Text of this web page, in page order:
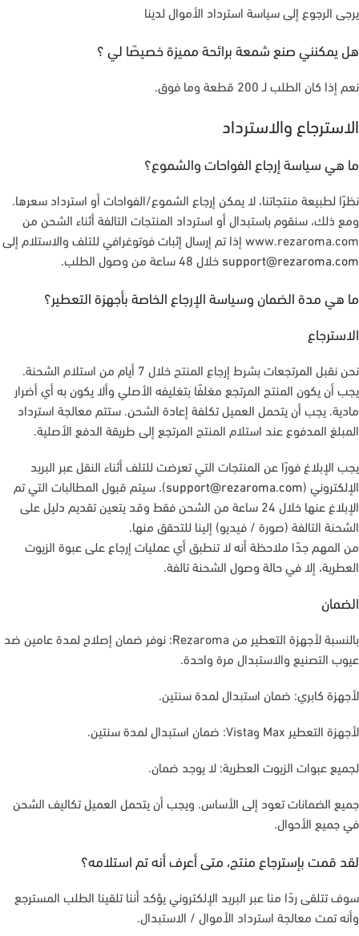
يرجى الرجوع إلى سياسة استرداد الأموال لدينا
هل يمكنني صنع شمعة برائحة مميزة خصيصًا لي ؟
نعم إذا كان الطلب لـ 200 قطعة وما فوق.
الاسترجاع والاسترداد
ما هي سياسة إرجاع الفواحات والشموع؟
نظرًا لطبيعة منتجاتنا، لا يمكن إرجاع الشموع/الفواحات أو استرداد سعرها.
ومع ذلك، سنقوم باستبدال أو استرداد المنتجات التالفة أثناء الشحن من
www.rezaroma.com إذا تم إرسال إثبات فوتوغرافي للتلف والاستلام إلى
support@rezaroma.com خلال 48 ساعة من وصول الطلب.
ما هي مدة الضمان وسياسة الإرجاع الخاصة بأجهزة التعطير؟
الاسترجاع
نحن نقبل المرتجعات بشرط إرجاع المنتج خلال 7 أيام من استلام الشحنة.
يجب أن يكون المنتج المرتجع مغلفًا بتغليفه الأصلي وألا يكون به أي أضرار
مادية. يجب أن يتحمل العميل تكلفة إعادة الشحن. ستتم معالجة استرداد
المبلغ المدفوع عند استلام المنتج المرتجع إلى طريقة الدفع الأصلية.
يجب الإبلاغ فورًا عن المنتجات التي تعرضت للتلف أثناء النقل عبر البريد
الإلكتروني (support@rezaroma.com). سيتم قبول المطالبات التي تم
الإبلاغ عنها خلال 24 ساعة من الشحن فقط وقد يتعين تقديم دليل على
الشحنة التالفة (صورة / فيديو) إلينا للتحقق منها.
من المهم جدًا ملاحظة أنه لا تنطبق أي عمليات إرجاع على عبوة الزيوت
العطرية، إلا في حالة وصول الشحنة تالفة.
الضمان
بالنسبة لأجهزة التعطير من Rezaroma: نوفر ضمان إصلاح لمدة عامين ضد
عيوب التصنيع والاستبدال مرة واحدة.
لأجهزة كابري: ضمان استبدال لمدة سنتين.
لأجهزة التعطير Max وVista: ضمان استبدال لمدة سنتين.
لجميع عبوات الزيوت العطرية: لا يوجد ضمان.
جميع الضمانات تعود إلى الأساس. ويجب أن يتحمل العميل تكاليف الشحن
في جميع الأحوال.
لقد قمت بإسترجاع منتج، متى أعرف أنه تم استلامه؟
سوف تتلقى ردًا منا عبر البريد الإلكتروني يؤكد أننا تلقينا الطلب المسترجع
وأنه تمت معالجة استرداد الأموال / الاستبدال.